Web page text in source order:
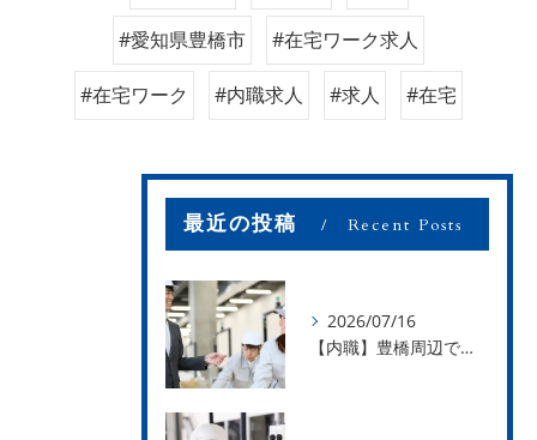
#愛知県豊橋市 #在宅ワーク求人
#在宅ワーク #内職求人 #求人 #在宅
最近の投稿 Recent Posts
2026/07/16
【内職】豊橋周辺で内職のお仕事を探している方募集中！【お仕事の内容】